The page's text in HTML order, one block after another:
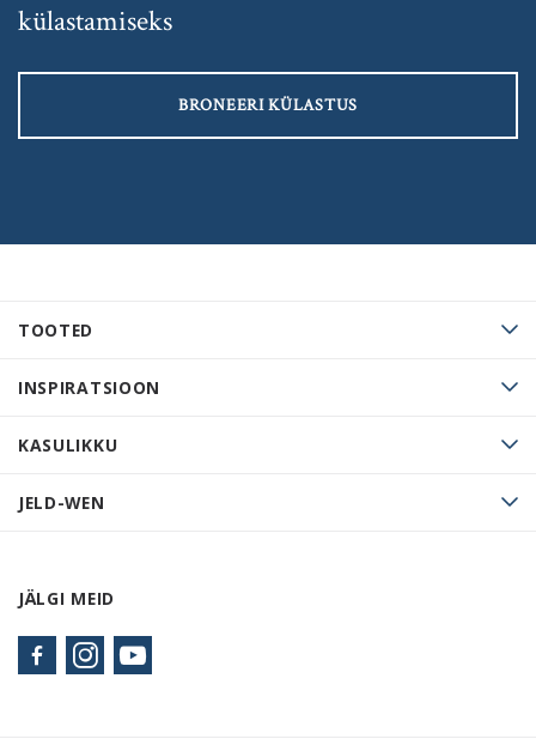
TOOTED
INSPIRATSIOON
KASULIKKU
JELD-WEN
JÄLGI MEID
külastamiseks
BRONEERI KÜLASTUS